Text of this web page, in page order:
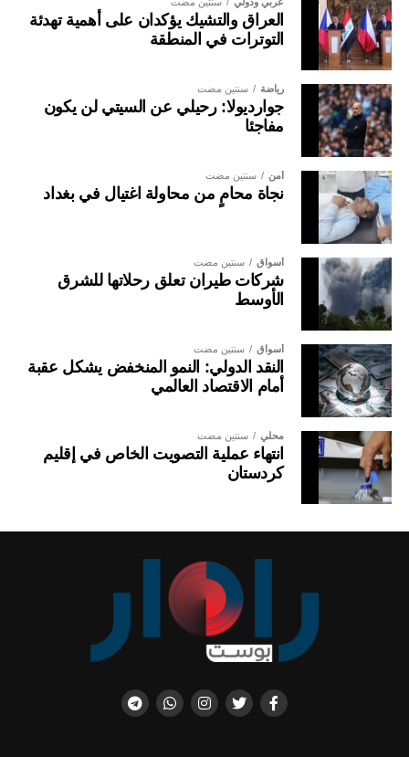
العراق والتشيك يؤكدان على أهمية تهدئة
التوترات في المنطقة
رياضة سنتين مضت
جوارديولا: رحيلي عن السيتي لن يكون
مفاجئا
أمن سنتين مضت
نجاة محامٍ من محاولة اغتيال في بغداد
أسواق سنتين مضت
شركات طيران تعلق رحلاتها للشرق
الأوسط
أسواق سنتين مضت
النقد الدولي: النمو المنخفض يشكل عقبة
أمام الاقتصاد العالمي
محلي سنتين مضت
انتهاء عملية التصويت الخاص في إقليم
كردستان